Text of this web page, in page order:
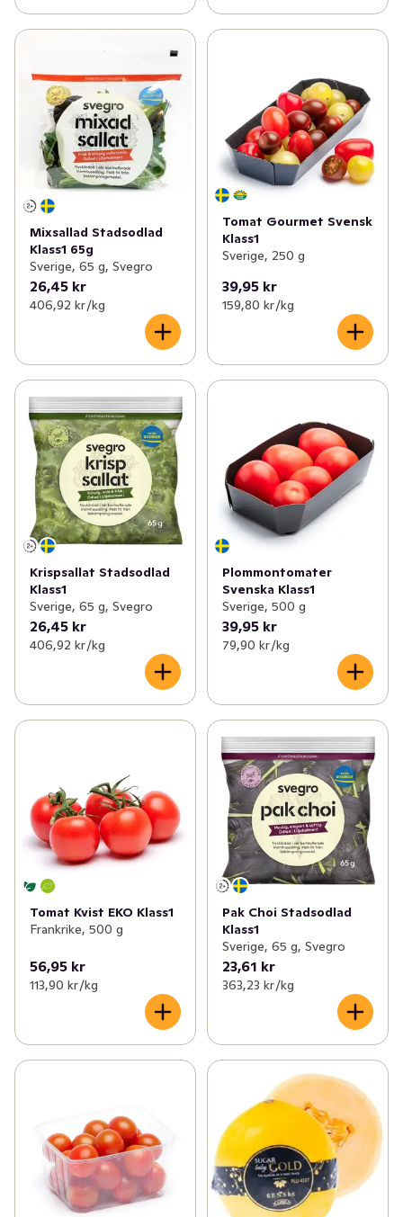
Mixsallad Stadsodlad
Klass1 65g
Sverige, 65 g, Svegro
26,45 kr
406,92 kr /kg
Tomat Gourmet Svensk
Klass1
Sverige, 250 g
39,95 kr
159,80 kr /kg
Krispsallat Stadsodlad
Klass1
Sverige, 65 g, Svegro
26,45 kr
406,92 kr /kg
Plommontomater
Svenska Klass1
Sverige, 500 g
39,95 kr
79,90 kr /kg
Tomat Kvist EKO Klass1
Frankrike, 500 g
56,95 kr
113,90 kr /kg
Pak Choi Stadsodlad
Klass1
Sverige, 65 g, Svegro
23,61 kr
363,23 kr /kg